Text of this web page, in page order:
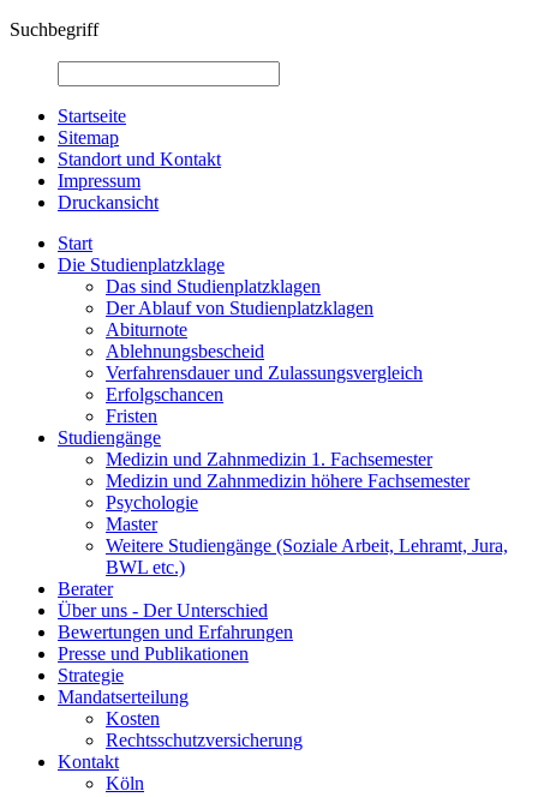
Suchbegriff
Startseite
Sitemap
Standort und Kontakt
Impressum
Druckansicht
Start
Die Studienplatzklage
Das sind Studienplatzklagen
Der Ablauf von Studienplatzklagen
Abiturnote
Ablehnungsbescheid
Verfahrensdauer und Zulassungsvergleich
Erfolgschancen
Fristen
Studiengänge
Medizin und Zahnmedizin 1. Fachsemester
Medizin und Zahnmedizin höhere Fachsemester
Psychologie
Master
Weitere Studiengänge (Soziale Arbeit, Lehramt, Jura,
BWL etc.)
Berater
Über uns - Der Unterschied
Bewertungen und Erfahrungen
Presse und Publikationen
Strategie
Mandatserteilung
Kosten
Rechtsschutzversicherung
Kontakt
Köln